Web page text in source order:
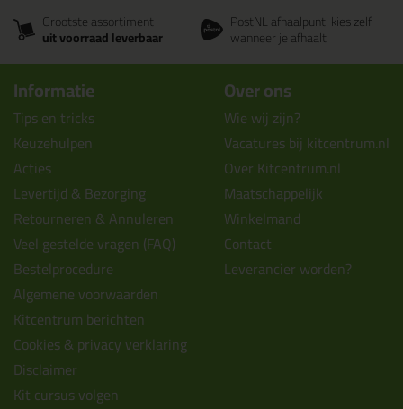
Grootste assortiment
uit voorraad leverbaar
PostNL afhaalpunt: kies zelf
wanneer je afhaalt
Informatie
Tips en tricks
Keuzehulpen
Acties
Levertijd & Bezorging
Retourneren & Annuleren
Veel gestelde vragen (FAQ)
Bestelprocedure
Algemene voorwaarden
Kitcentrum berichten
Cookies & privacy verklaring
Disclaimer
Kit cursus volgen
Over ons
Wie wij zijn?
Vacatures bij kitcentrum.nl
Over Kitcentrum.nl
Maatschappelijk
Winkelmand
Contact
Leverancier worden?